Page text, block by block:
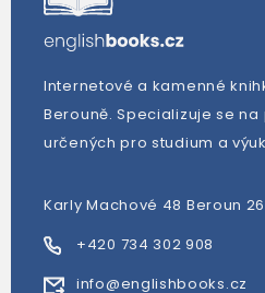
Internetové a kamenné
Berouně. Specializuje se
určených pro studium a
Karly Machové 48 Beroun
+420 734 302 908
info@englishbooks.cz